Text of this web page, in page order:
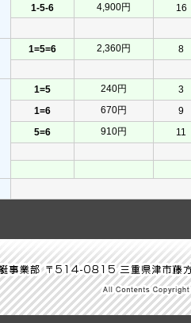
1-5-6 4,900円 16
1=5=6 2,360円 8
1=5 240円
3
1=6
670円
9
5=6
910円 11